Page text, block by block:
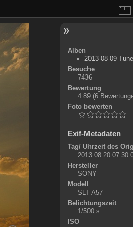
Alben
2013-08-09
Besuche
7436
Bewertung
4.89 (6
Foto bewerten
Exif-Metadaten
Tag/ Uhrzeit des
2013:08:20
Hersteller
SONY
Modell
SLT-A57
Belichtungszeit
1/500 s
ISO